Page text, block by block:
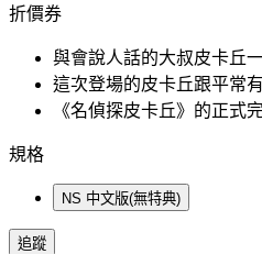
折價券
與會說人話的大叔皮卡丘
這次登場的皮卡丘跟平常
《名偵探皮卡丘》的正式
規格
NS 中文版(無特典)
追蹤